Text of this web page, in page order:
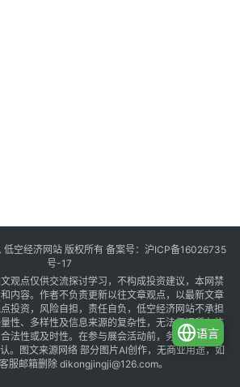
空经济网站 版权所有 备案号： 沪ICP备16026735
号-17
观点仅供交流探讨学习，不构成投资建议，本网禁
内容。作者不负责更新以往文章观点，以最新文章
投资，风险自担，责任自负，低空经济网站不承担
性、多样性及信息来源的复杂性，无法保证所有信
法性或及时性。在参与展会活动前，务必与组织方
。图文来源网络 部分图片AI创作，无商业用途，如
服邮箱删除 dikongjingji@126.com。
语言